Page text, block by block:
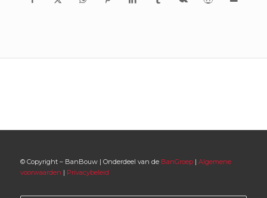
© Copyright – BanBouw | Onderdeel van de BanGroep| Algemene
voorwaarden | Privacybeleid